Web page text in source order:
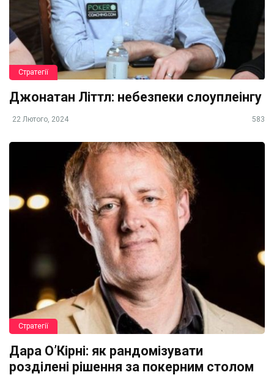
Стратегії
Джонатан Літтл: небезпеки слоуплеінгу
22 Лютого, 2024 583
Стратегії
Дара О’Кірні: як рандомізувати
розділені рішення за покерним столом